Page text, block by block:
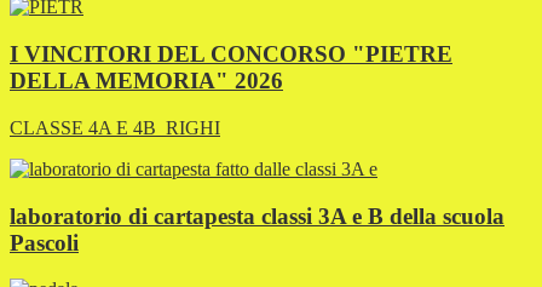
I VINCITORI DEL CONCORSO "PIETRE
DELLA MEMORIA" 2026
CLASSE 4A E 4B_RIGHI
laboratorio di cartapesta classi 3A e B della scuola
Pascoli